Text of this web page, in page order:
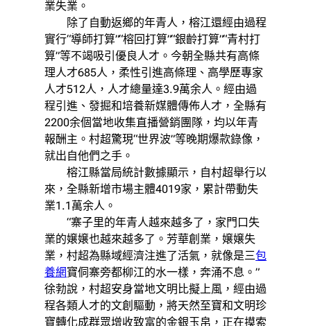
業失業。
除了自動返鄉的年青人，榕江還經由過程
實行“導師打算”“榕回打算”“銀齡打算”“青村打
算”等不竭吸引優良人才。今朝全縣共有高條
理人才685人，柔性引進高條理、高學歷專家
人才512人，人才總量達3.9萬余人。經由過
程引進、發掘和培養新媒體傳佈人才，全縣有
2200余個當地收集直播營銷團隊，均以年青
報酬主。村超驚現“世界波”等晚期爆款錄像，
就出自他們之手。
榕江縣當局統計數據顯示，自村超舉行以
來，全縣新增市場主體4019家，累計帶動失
業1.1萬余人。
“寨子里的年青人越來越多了，家門口失
業的嬢嬢也越來越多了。芳華創業，嬢嬢失
業，村超為縣域經濟注進了活氣，就像是三包
養網寶侗寨旁都柳江的水一樣，奔涌不息。”
徐勃說，村超安身當地文明比擬上風，經由過
程各類人才的文創驅動，將天然至寶和文明珍
寶轉化成群眾增收致富的金銀玉帛，正在摸索